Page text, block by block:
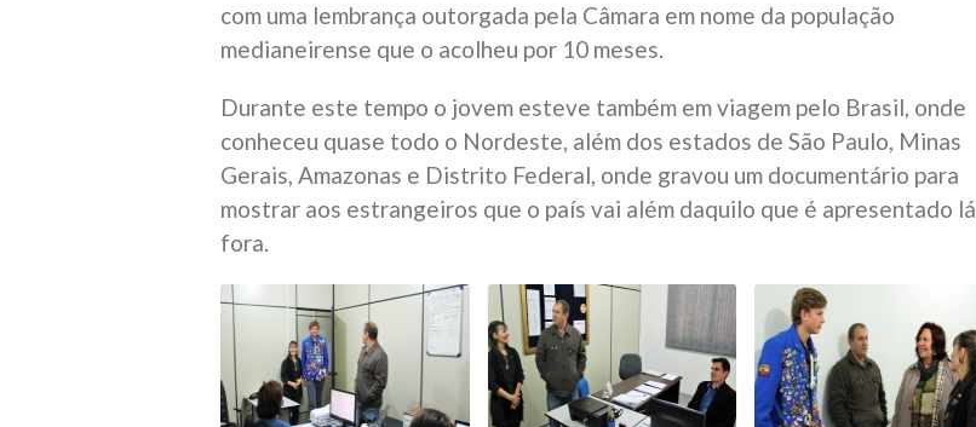
com uma lembrança outorgada pela Câmara em nome da população
medianeirense que o acolheu por 10 meses.
Durante este tempo o jovem esteve também em viagem pelo Brasil, onde
conheceu quase todo o Nordeste, além dos estados de São Paulo, Minas
Gerais, Amazonas e Distrito Federal, onde gravou um documentário para
mostrar aos estrangeiros que o país vai além daquilo que é apresentado lá
fora.